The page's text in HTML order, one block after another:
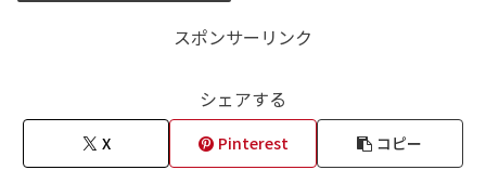
スポンサーリンク
シェアする
X Pinterest コピー